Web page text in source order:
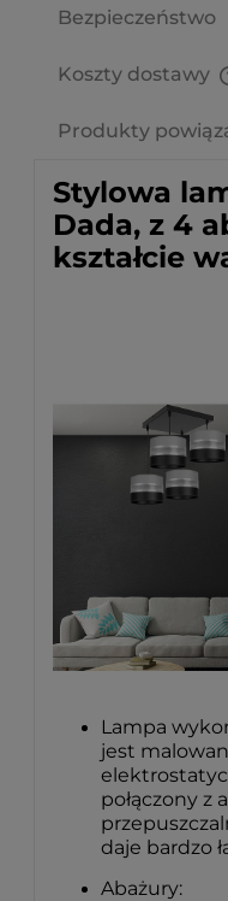
Bezpieczeństwo
Koszty dostawy
Produkty
Stylowa
Dada, z 4
kształcie
Lampa
jest
połączony z
daje bardzo
Abażury: